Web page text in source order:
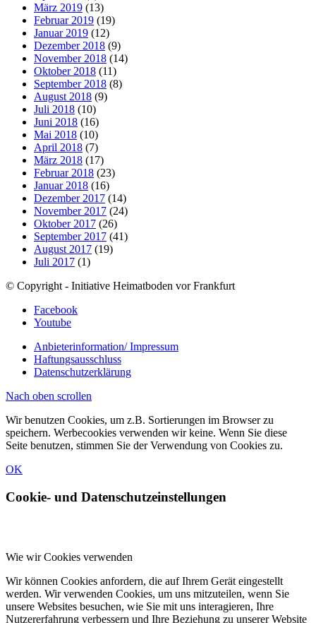
März 2019 (13)
Februar 2019 (19)
Januar 2019 (12)
Dezember 2018 (9)
November 2018 (14)
Oktober 2018 (11)
September 2018 (8)
August 2018 (9)
Juli 2018 (10)
Juni 2018 (16)
Mai 2018 (10)
April 2018 (7)
März 2018 (17)
Februar 2018 (23)
Januar 2018 (16)
Dezember 2017 (14)
November 2017 (24)
Oktober 2017 (26)
September 2017 (41)
August 2017 (19)
Juli 2017 (1)
© Copyright - Initiative Heimatboden vor Frankfurt
Facebook
Youtube
Anbieterinformation/ Impressum
Haftungsausschluss
Datenschutzerklärung
Nach oben scrollen
Wir benutzen Cookies, um z.B. Sortierungen im Browser zu
speichern. Werbecookies verwenden wir keine. Wenn Sie diese
Seite benutzen, stimmen Sie der Verwendung von Cookies zu.
OK
Cookie- und Datenschutzeinstellungen
Wie wir Cookies verwenden
Wir können Cookies anfordern, die auf Ihrem Gerät eingestellt
werden. Wir verwenden Cookies, um uns mitzuteilen, wenn Sie
unsere Websites besuchen, wie Sie mit uns interagieren, Ihre
Nutzererfahrung verbessern und Ihre Beziehung zu unserer Website